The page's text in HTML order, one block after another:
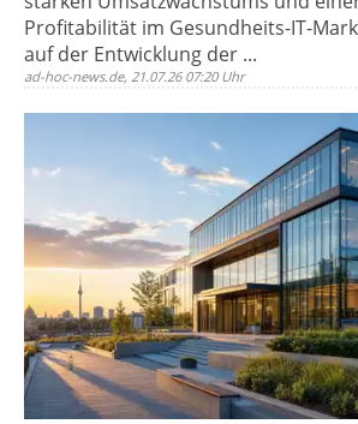
Profitabilität im Gesundheits-IT-
auf der Entwicklung der ...
ad-hoc-news.de, 21.07.26 07:20 Uhr